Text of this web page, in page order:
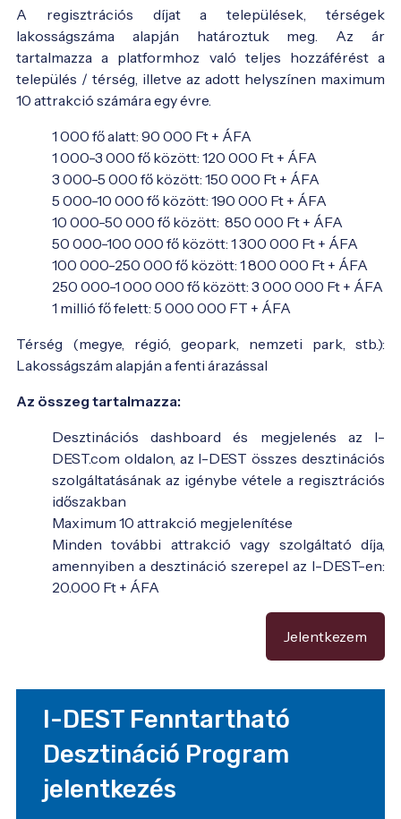
A regisztrációs díjat a települések, térségek
lakosságszáma alapján határoztuk meg. Az ár
tartalmazza a platformhoz való teljes hozzáférést a
település / térség, illetve az adott helyszínen maximum
10 attrakció számára egy évre.
1 000 fő alatt: 90 000 Ft + ÁFA
1 000-3 000 fő között: 120 000 Ft + ÁFA
3 000-5 000 fő között: 150 000 Ft + ÁFA
5 000-10 000 fő között: 190 000 Ft + ÁFA
10 000-50 000 fő között: 850 000 Ft + ÁFA
50 000-100 000 fő között: 1 300 000 Ft + ÁFA
100 000-250 000 fő között: 1 800 000 Ft + ÁFA
250 000-1 000 000 fő között: 3 000 000 Ft + ÁFA
1 millió fő felett: 5 000 000 FT + ÁFA
Térség (megye, régió, geopark, nemzeti park, stb.):
Lakosságszám alapján a fenti árazással
Az összeg tartalmazza:
Desztinációs dashboard és megjelenés az I-
DEST.com oldalon, az I-DEST összes desztinációs
szolgáltatásának az igénybe vétele a regisztrációs
időszakban
Maximum 10 attrakció megjelenítése
Minden további attrakció vagy szolgáltató díja,
amennyiben a desztináció szerepel az I-DEST-en:
20.000 Ft + ÁFA
Jelentkezem